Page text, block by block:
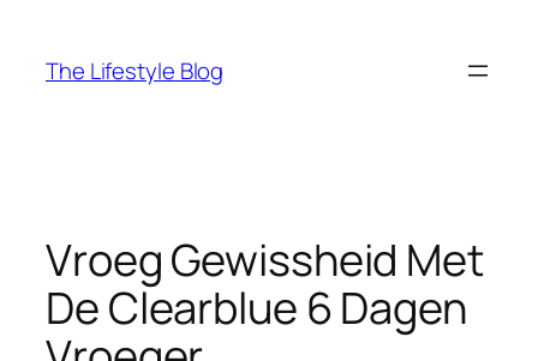
The Lifestyle Blog
Vroeg Gewissheid Met
De Clearblue 6 Dagen